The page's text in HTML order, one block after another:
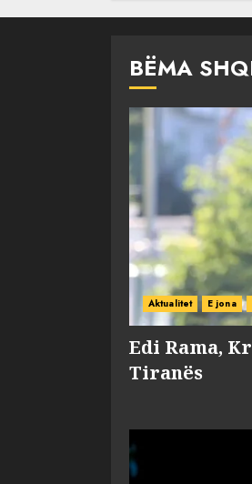
BËMA
Aktualitet E jona
Edi Rama,
Tiranës